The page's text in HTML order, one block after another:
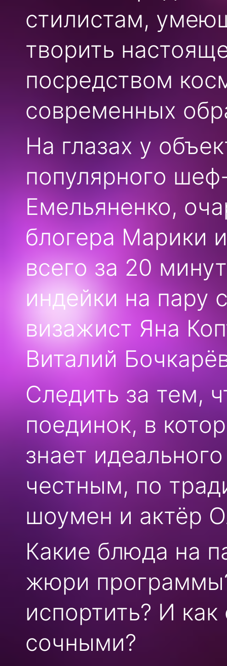
стилистам,
творить
посредством
современных
На глазах у
популярного
Емельяненко,
блогера Марики
всего за 20
индейки на пару
визажист Яна
Виталий
Следить за тем,
поединок, в
знает
честным, по
шоумен и актёр
Какие блюда на
жюри
испортить? И
сочными?